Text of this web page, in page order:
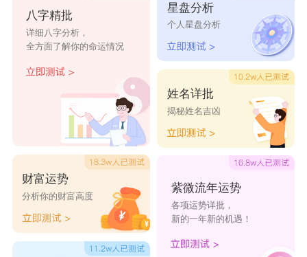
八字精批
详细八字分析，
全方面了解你的命运情况
财富运势
分析你的财富高度
星盘分析
个人星盘分析
姓名详批
揭秘姓名吉凶
紫微流年运势
各项运势详批，
新的一年新的机遇！